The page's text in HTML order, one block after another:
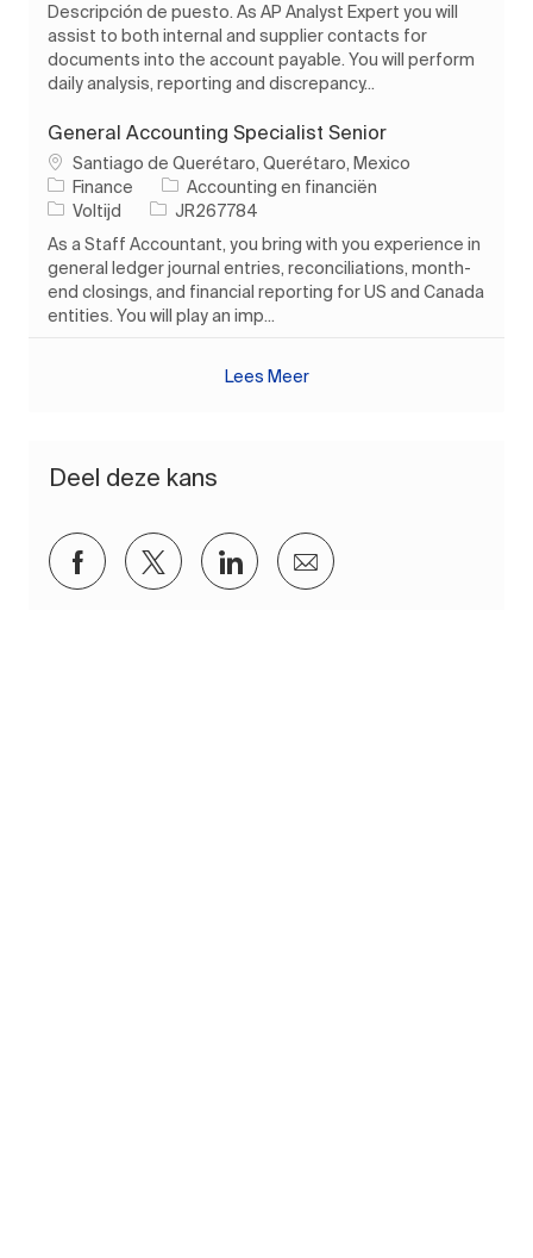
Descripción de puesto. As AP Analyst Expert you will
assist to both internal and supplier contacts for
documents into the account payable. You will perform
daily analysis, reporting and discrepancy...
General Accounting Specialist Senior
PlaatsSantiago de Querétaro, Querétaro, Mexico
Finance
Categorie
Accounting en financiën
Soort baan
Voltijd Taak-ID
JR267784
As a Staff Accountant, you bring with you experience in
general ledger journal entries, reconciliations, month-
end closings, and financial reporting for US and Canada
entities. You will play an imp...
Lees Meer
Deel deze kans
Delen via Facebook
Delen via twitter
Delen via LinkedIn
Delen via e-mail